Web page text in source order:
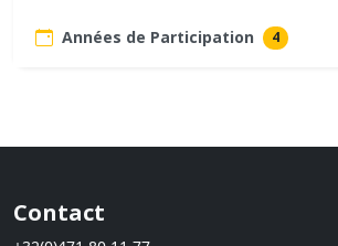
Années de Participation 4
Contact